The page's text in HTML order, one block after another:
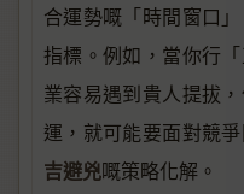
合運勢嘅「時間窗口
指標。例如，當你行
業容易遇到貴人提拔
運，就可能要面對競
吉避兇嘅策略化解。